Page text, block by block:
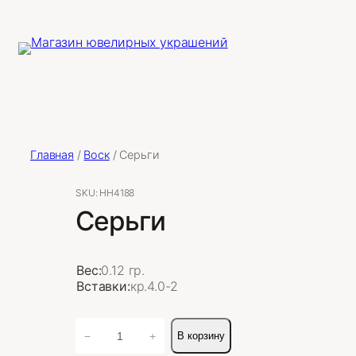
Главная / Воск/ Серьги
SKU: НН4188
Серьги
Вес:0.12 гр.
Вставки:кр.4.0-2
товара
− + В корзину